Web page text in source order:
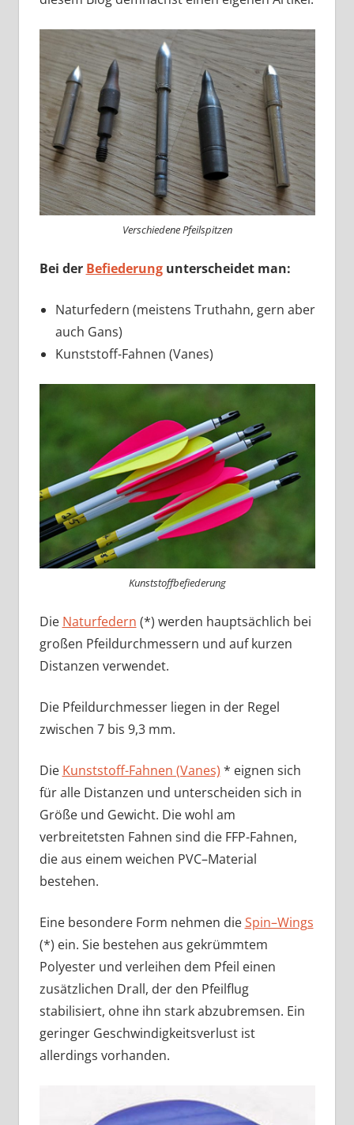
Verschiedene Pfeilspitzen
Bei der Befiederungunterscheidet man:
Naturfedern (meistens Truthahn, gern aber
auch Gans)
Kunststoff-Fahnen (Vanes)
Kunststoffbefiederung
Die Naturfedern (*) werden hauptsächlich bei
großen Pfeildurchmessern und auf kurzen
Distanzen verwendet.
Die Pfeildurchmesser liegen in der Regel
zwischen 7 bis 9,3 mm.
Die Kunststoff-Fahnen (Vanes) * eignen sich
für alle Distanzen und unterscheiden sich in
Größe und Gewicht. Die wohl am
verbreitetsten Fahnen sind die FFP-Fahnen,
die aus einem weichen PVC–Material
bestehen.
Eine besondere Form nehmen dieSpin–Wings
(*) ein. Sie bestehen aus gekrümmtem
Polyester und verleihen dem Pfeil einen
zusätzlichen Drall, der den Pfeilflug
stabilisiert, ohne ihn stark abzubremsen. Ein
geringer Geschwindigkeitsverlust ist
allerdings vorhanden.